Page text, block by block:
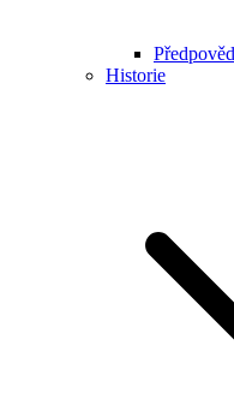
Historie